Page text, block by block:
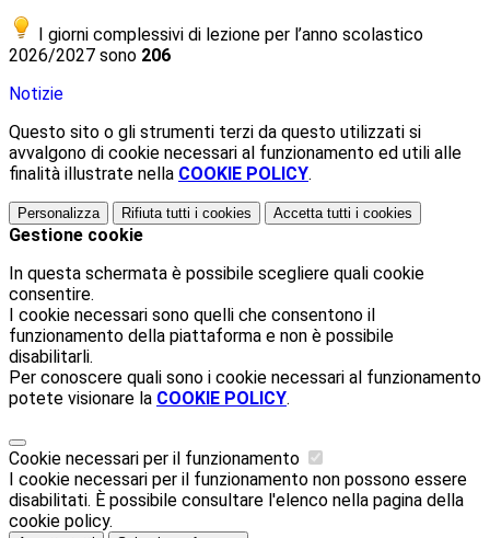
I giorni complessivi di lezione per l’anno scolastico
2026/2027 sono 206
Notizie
Questo sito o gli strumenti terzi da questo utilizzati si
avvalgono di cookie necessari al funzionamento ed utili alle
finalità illustrate nella COOKIE POLICY.
Personalizza Rifiuta tutti i cookies Accetta tutti i cookies
Gestione cookie
In questa schermata è possibile scegliere quali cookie
consentire.
I cookie necessari sono quelli che consentono il
funzionamento della piattaforma e non è possibile
disabilitarli.
Per conoscere quali sono i cookie necessari al funzionamento
potete visionare la COOKIE POLICY.
Cookie necessari per il funzionamento
I cookie necessari per il funzionamento non possono essere
disabilitati. È possibile consultare l'elenco nella pagina della
cookie policy.